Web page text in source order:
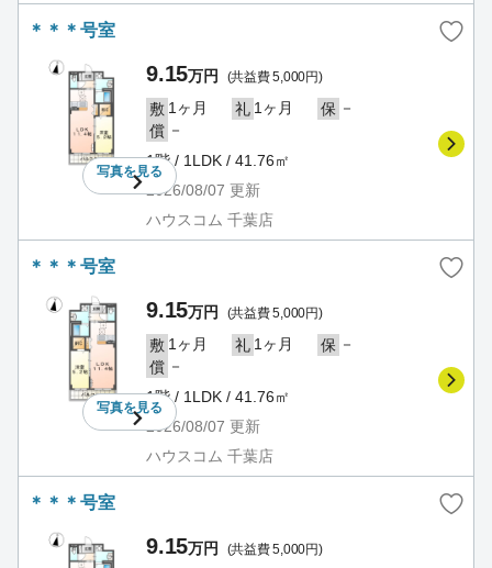
＊＊＊号室
写真を見る
9.15万円 (共益費 5,000円)
敷 1ヶ月 礼 1ヶ月 保 －
償 －
1階 / 1LDK / 41.76㎡
2026/08/07 更新
ハウスコム 千葉店
＊＊＊号室
写真を見る
9.15万円 (共益費 5,000円)
敷 1ヶ月 礼 1ヶ月 保 －
償 －
1階 / 1LDK / 41.76㎡
2026/08/07 更新
ハウスコム 千葉店
＊＊＊号室
9.15万円 (共益費 5,000円)